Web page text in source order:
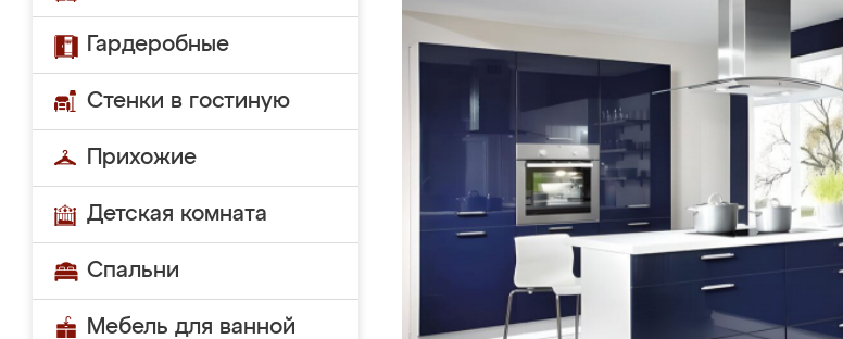
Гардеробные
Стенки в гостиную
Прихожие
Детская комната
Спальни
Мебель для ванной